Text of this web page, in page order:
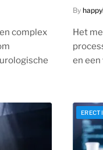
complex
By
Het
en